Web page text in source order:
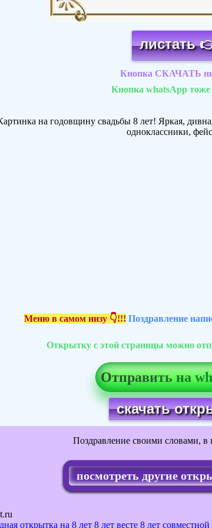
листать
Кнопка СКАЧАТЬ
Кнопка whatsApp тоже
на годовщину свадьбы 8 лет! Яркая,
одноклассники,
Меню в самом низу 👇!!! Поздравление
Открытку с этой страницы можно
Отправить на
скачать
Поздравление своими словами, в
посмотреть другие
открытка на 8 лет 8 лет весте 8 лет